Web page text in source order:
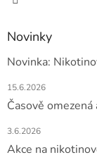
Novinky
Novinka:
15.6.2026
Časově omezená
3.6.2026
Akce na